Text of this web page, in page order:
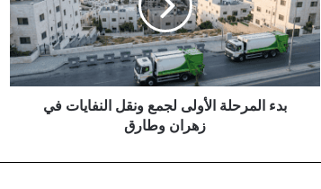
ونقل
النفايات
في
زهران
وطارق
بدء المرحلة الأولى لجمع ونقل النفايات في
زهران وطارق